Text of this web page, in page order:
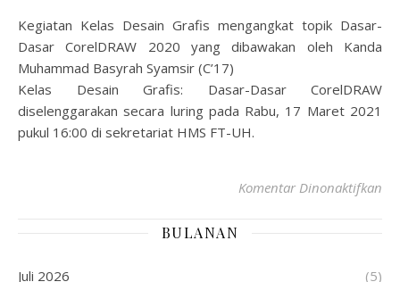
Kegiatan Kelas Desain Grafis mengangkat topik Dasar-
Dasar CorelDRAW 2020 yang dibawakan oleh Kanda
Muhammad Basyrah Syamsir (C’17)
Kelas Desain Grafis: Dasar-Dasar CorelDRAW
diselenggarakan secara luring pada Rabu, 17 Maret 2021
pukul 16:00 di sekretariat HMS FT-UH.
Komentar Dinonaktifkan
BULANAN
Juli 2026 (5)